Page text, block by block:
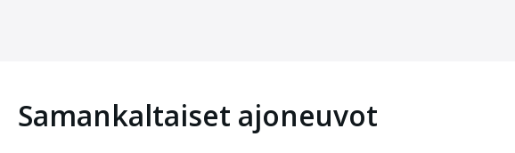
Samankaltaiset ajoneuvot